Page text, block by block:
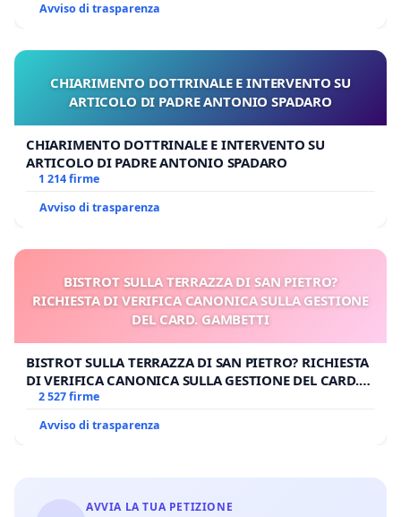
Avviso di trasparenza
CHIARIMENTO DOTTRINALE E INTERVENTO SU
ARTICOLO DI PADRE ANTONIO SPADARO
CHIARIMENTO DOTTRINALE E INTERVENTO SU
ARTICOLO DI PADRE ANTONIO SPADARO
1 214 firme
Avviso di trasparenza
BISTROT SULLA TERRAZZA DI SAN PIETRO?
RICHIESTA DI VERIFICA CANONICA SULLA GESTIONE
DEL CARD. GAMBETTI
BISTROT SULLA TERRAZZA DI SAN PIETRO? RICHIESTA
DI VERIFICA CANONICA SULLA GESTIONE DEL CARD.
GAMBETTI
2 527 firme
Avviso di trasparenza
AVVIA LA TUA PETIZIONE